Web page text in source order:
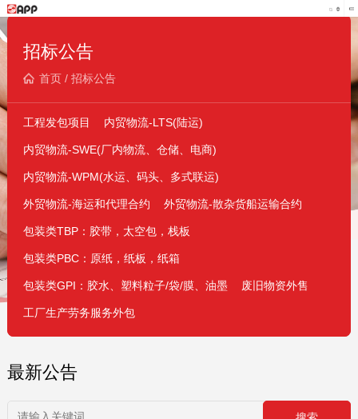
招标公告
首页/ 招标公告
工程发包项目 内贸物流-LTS(陆运)
内贸物流-SWE(厂内物流、仓储、电商)
内贸物流-WPM(水运、码头、多式联运)
外贸物流-海运和代理合约 外贸物流-散杂货船运输合约
包装类TBP：胶带，太空包，栈板
包装类PBC：原纸，纸板，纸箱
包装类GPI：胶水、塑料粒子/袋/膜、油墨 废旧物资外售
工厂生产劳务服务外包
最新公告